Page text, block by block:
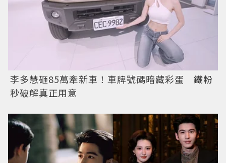
李多慧砸85萬牽新車！車牌號碼暗藏彩蛋 鐵粉
秒破解真正用意